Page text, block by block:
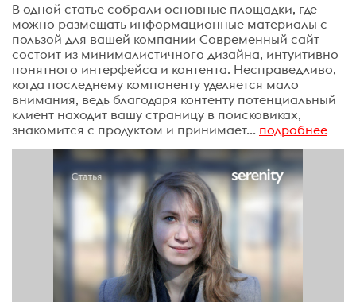
В одной статье собрали основные площадки, где
можно размещать информационные материалы с
пользой для вашей компании Современный сайт
состоит из минималистичного дизайна, интуитивно
понятного интерфейса и контента. Несправедливо,
когда последнему компоненту уделяется мало
внимания, ведь благодаря контенту потенциальный
клиент находит вашу страницу в поисковиках,
знакомится с продуктом и принимает... подробнее